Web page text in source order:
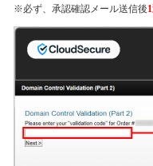
※必ず、承認確認メール送信後